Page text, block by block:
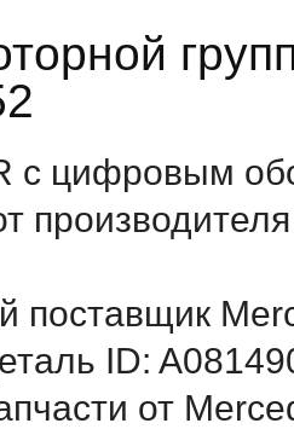
с цифровым
поставщик
ID:
от